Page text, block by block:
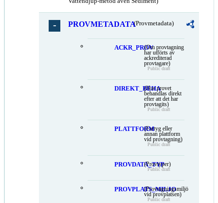
PROVMETADATA(Provmetadata)
ACKR_PROV(Om provtagning
har utförts av
ackrediterad
provtagare)
Public draft
DIREKT_BEHA
(Hur provet
behandlas direkt
efter att det har
provtagits)
Public draft
PLATTFORM(Fartyg eller
annan plattform
vid provtagning)
Public draft
PROVDATA_TYP
(Provtyper)
Public draft
PROVPLATS_MILJO
(Provtagningsmiljö
vid provplatsen)
Public draft